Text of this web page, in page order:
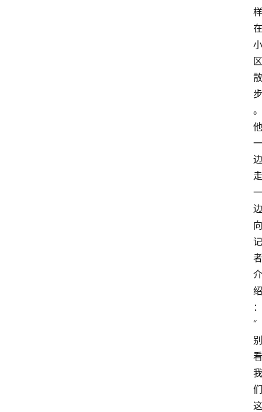
样
在
小
区
散
步
。
他
一
边
走
一
边
向
记
者
介
绍
：
“
别
看
我
们
这